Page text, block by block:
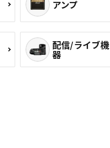
アンプ
配信/ライブ機
器